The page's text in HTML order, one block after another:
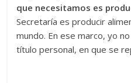
que necesitamos es
Secretaría es producir
mundo. En ese marco, yo
título personal, en que se